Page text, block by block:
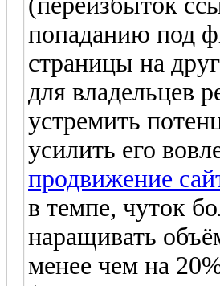
попаданию под
страницы на
для владельцев
устремить
усилить его
продвижение
в темпе, чуток
наращивать
менее чем на